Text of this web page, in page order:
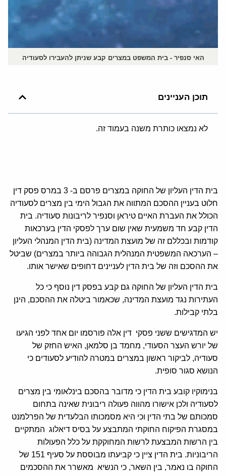
האי סנפיר - בית המשפט במצרים קבע שניתן להעבירו לסעודיה
תוכן העניינים
לא נמצאו כותרת משנה בעמוד זה.
בית הדין העליון של החוקה במצרים פרסם ב- 3 במרס פסק דין
חלוט בעניין ההסכם המתווה את הגבול הימי בין מצרים לסעודיה
הכולל את העברת האיים טיראן וסנפיר לריבונות סעודיה. בית
הדין קבע חד משמעית שאין שום ערך לפסקי הדין בערכאות
קודמות ובכללם זה של מועצת המדינה (בית הדין המנהלי העליון
– הערכאה המשפטית המנהלית הגבוהה ביותר במצרים) שביטל
את ההסכם וזה של בית הדין לעניינים דחופים שאישר אותו.
בית הדין העליון של החוקה גם קבע בפסק דין נוסף כי כל
העתירות נגד מועצת המדינה, שכאמור ביטלה את ההסכם, הינן
בלתי קבילות.
יש המדגישים ששני פסקי דין אלה פורסמו יום אחד לפני הגיעו
של יורש העצר הסעודי, מחמד בן סלמאן, האיש החזק של
סעודיה, לביקור ראשון במצרים במטרה להודיע לסעודים כי
הנושא סגור סופית.
בנימוקיו קובע בית הדין כי מדובר בהסכם בינלאומי בין מצרים
לסעודיה ולכן אישורו מהווה פעולה ריבונית שאינה בתחום
סמכותם של בתי הדין וכי היא מסמכותו הבלעדית של הפרלמנט
במסגרת הפיקוח החוקתי המתבצע על בסיס דיאלוג המתקיים
בין הרשות המבצעת לרשות המחוקקת על כלל הפעולות
הריבוניות. בית הדין ציין כי קביעתו מבוססת על סעיף 151 של
החוקה בו נאמר, בין השאר, כי הנשיא מאשרר את ההסכמים